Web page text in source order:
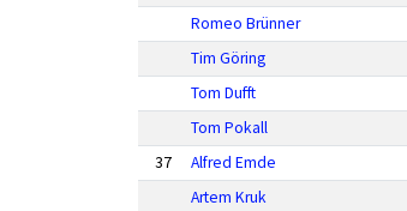
Romeo Brünner
Tim Göring
Tom Dufft
Tom Pokall
37
Alfred Emde
Artem Kruk